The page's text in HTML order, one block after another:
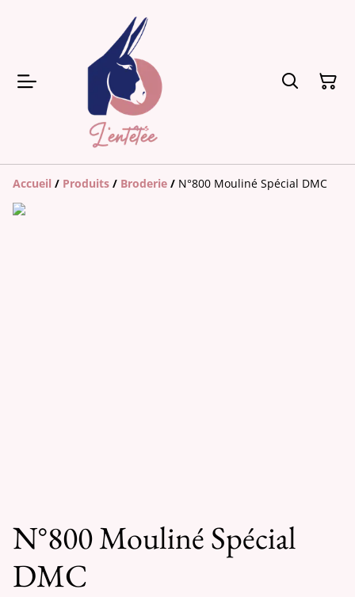
Accueil / Produits / Broderie / N°800 Mouliné Spécial DMC
N°800 Mouliné Spécial
DMC